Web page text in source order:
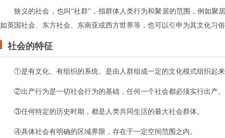
狭义的社会，也叫“社群”，指群体人类行为和聚居的范围，例如
如英国社会、东方社会、东南亚或西方世界等，也可以引申为其文化习
社会的特征
①是有文化、有组织的系统。是由人群组成一定的文化模式组织起
②出产行为是一切社会行为的基础，任何一个社会都必须实行出产。
③任何特定的历史时期，都是人类共同生活的最大社会群体。
④具体社会有明确的区域界限，存在于一定空间范围之内。